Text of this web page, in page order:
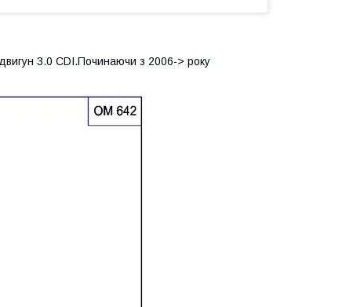
3.0 CDI.Починаючи з 2006-> року